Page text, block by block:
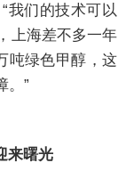
我们的技术可以
上海差不多一年
吨绿色甲醇，这
。”
来曙光